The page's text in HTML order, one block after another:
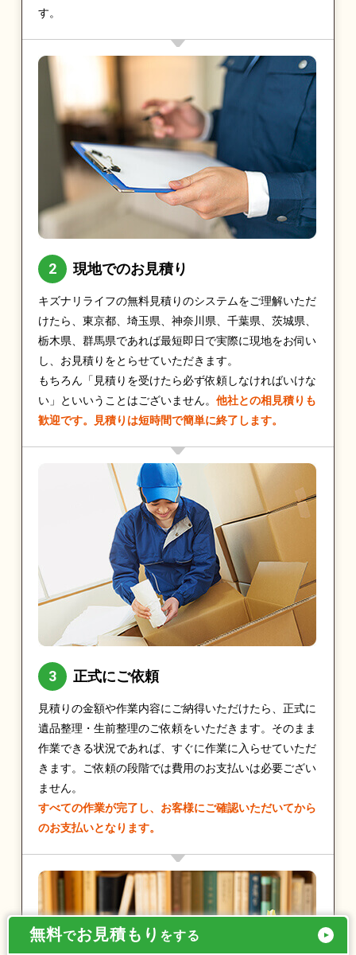
す。
現地でのお見積り
キズナリライフの無料見積りのシステムをご理解いただ
けたら、東京都、埼玉県、神奈川県、千葉県、茨城県、
栃木県、群馬県であれば最短即日で実際に現地をお伺い
し、お見積りをとらせていただきます。
もちろん「見積りを受けたら必ず依頼しなければいけな
い」といいうことはございません。 他社との相見積りも
歓迎です。見積りは短時間で簡単に終了します。
正式にご依頼
見積りの金額や作業内容にご納得いただけたら、正式に
遺品整理・生前整理のご依頼をいただきます。そのまま
作業できる状況であれば、すぐに作業に入らせていただ
きます。ご依頼の段階では費用のお支払いは必要ござい
ません。
すべての作業が完了し、お客様にご確認いただいてから
のお支払いとなります。
無料でお見積もり をする